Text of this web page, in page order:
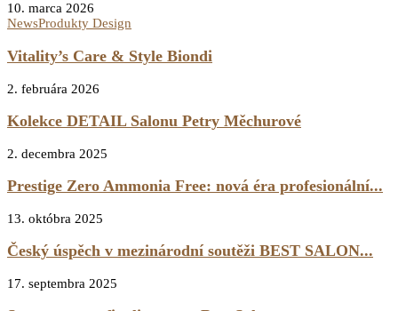
10. marca 2026
NewsProdukty Design
Vitality’s Care & Style Biondi
2. februára 2026
Kolekce DETAIL Salonu Petry Měchurové
2. decembra 2025
Prestige Zero Ammonia Free: nová éra profesionální...
13. októbra 2025
Český úspěch v mezinárodní soutěži BEST SALON...
17. septembra 2025